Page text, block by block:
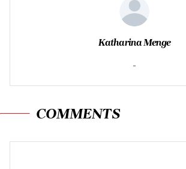
Katharina Menge
-
COMMENTS